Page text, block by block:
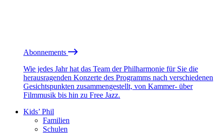
Abonnements
Wie jedes Jahr hat das Team der Philharmonie für Sie die
herausragenden Konzerte des Programms nach verschiedenen
Gesichtspunkten zusammengestellt, von Kammer- über
Filmmusik bis hin zu Free Jazz.
Kids’ Phil
Familien
Schulen